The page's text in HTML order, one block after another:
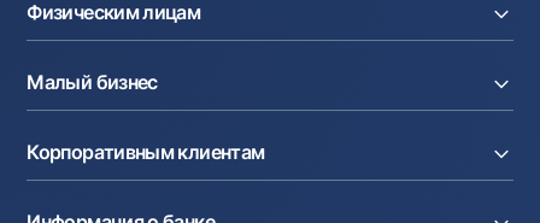
Физическим лицам
Вклады
Карты
Курсы валют
Денежные переводы
Тарифы
Акции
Малый бизнес
Кредиты
Эквайринг
Депозиты
Корпоративным клиентам